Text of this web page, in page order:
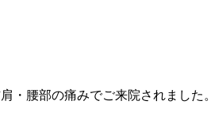
・腰部の痛みでご来院されました。